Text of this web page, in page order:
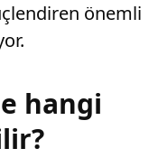
önemli
hangi